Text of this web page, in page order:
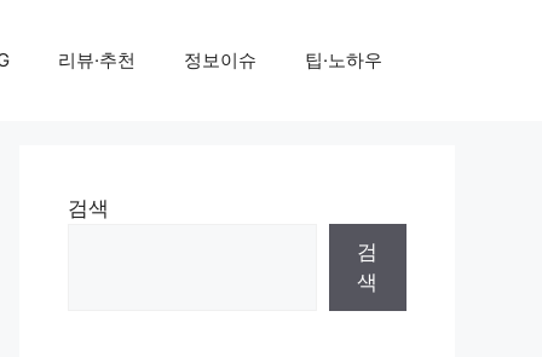
리뷰·추천 정보이슈 팁·노하우
검색
검
색